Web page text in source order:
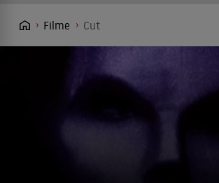
Filme Cut